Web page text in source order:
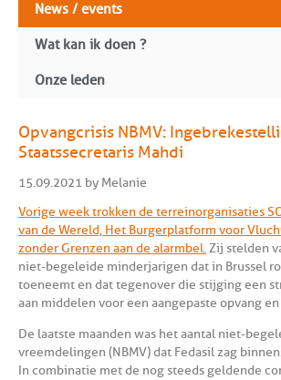
News / events
Wat kan ik doen ?
Onze leden
Opvangcrisis NBMV:
Staatssecretaris Mahdi
15.09.2021 by Melanie
Vorige week trokken de terreinorganisaties
van de Wereld, Het Burgerplatform voor
zonder Grenzen aan de alarmbel.Zij stelden
niet-begeleide minderjarigen dat in Brussel
toeneemt en dat tegenover die stijging een
aan middelen voor een aangepaste opvang
De laatste maanden was het aantal niet-
vreemdelingen (NBMV) dat Fedasil zag
In combinatie met de nog steeds geldende